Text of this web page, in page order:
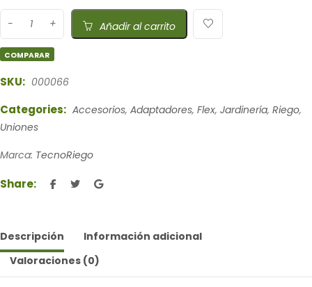
Añadir al carrito
COMPARAR
SKU: 000066
Categories: Accesorios, Adaptadores, Flex, Jardinería, Riego,
Uniones
Marca: TecnoRiego
Share:
Descripción
Información adicional
Valoraciones (0)